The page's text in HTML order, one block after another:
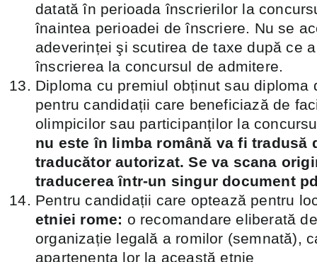
datată în perioada înscrierilor la
înaintea perioadei de înscriere. Nu se
adeverinței şi scutirea de taxe după ce
înscrierea la concursul de admitere.
Diploma cu premiul obținut sau diploma
pentru candidații care beneficiază de
olimpicilor sau participanților la
nu este în limba română va fi tradusă
traducător autorizat. Se va scana
traducerea ȋntr-un singur document
Pentru candidații care optează pentru
etniei rome: o recomandare eliberată
organizație legală a romilor (semnată),
apartenența lor la această etnie